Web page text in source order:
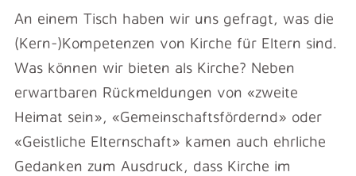
An einem Tisch haben wir uns gefragt, was die
(Kern-)Kompetenzen von Kirche für Eltern sind.
Was können wir bieten als Kirche? Neben
erwartbaren Rückmeldungen von «zweite
Heimat sein», «Gemeinschaftsfördernd» oder
«Geistliche Elternschaft» kamen auch ehrliche
Gedanken zum Ausdruck, dass Kirche im